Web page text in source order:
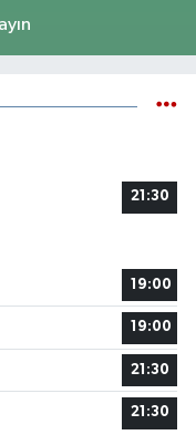
21:30
19:00
19:00
21:30
21:30